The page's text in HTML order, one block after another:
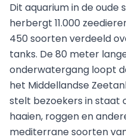
Dit aquarium in de oude
herbergt 11.000
450 soorten verdeeld
tanks. De 80 meter
onderwatergang loopt
het Middellandse
stelt bezoekers in staat
haaien, roggen en
mediterrane soorten